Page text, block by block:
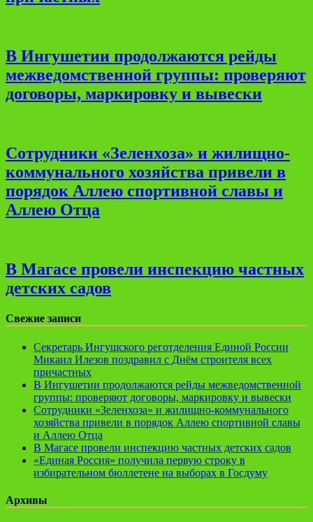
В Ингушетии продолжаются рейды
межведомственной группы: проверяют
договоры, маркировку и вывески
Сотрудники «Зеленхоза» и жилищно-
коммунального хозяйства привели в
порядок Аллею спортивной славы и
Аллею Отца
В Магасе провели инспекцию частных
детских садов
Свежие записи
Секретарь Ингушского реготделения Единой России
Микаил Илезов поздравил с Днём строителя всех
причастных
В Ингушетии продолжаются рейды межведомственной
группы: проверяют договоры, маркировку и вывески
Сотрудники «Зеленхоза» и жилищно-коммунального
хозяйства привели в порядок Аллею спортивной славы
и Аллею Отца
В Магасе провели инспекцию частных детских садов
«Единая Россия» получила первую строку в
избирательном бюллетене на выборах в Госдуму
Архивы